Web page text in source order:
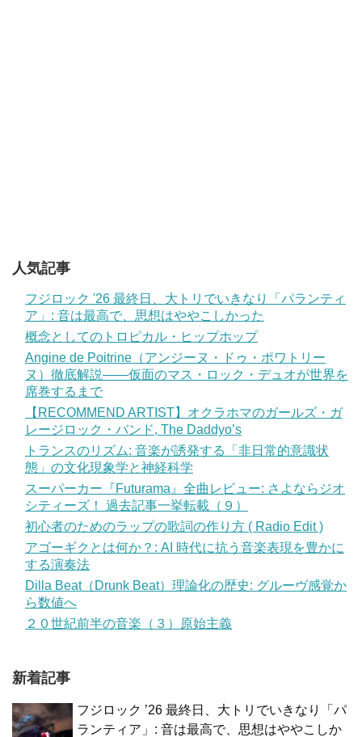
人気記事
フジロック '26 最終日、大トリでいきなり「パランティ
ア」: 音は最高で、思想はややこしかった
概念としてのトロピカル・ヒップホップ
Angine de Poitrine（アンジーヌ・ドゥ・ポワトリー
ヌ）徹底解説——仮面のマス・ロック・デュオが世界を
席巻するまで
【RECOMMEND ARTIST】オクラホマのガールズ・ガ
レージロック・バンド, The Daddyo’s
トランスのリズム: 音楽が誘発する「非日常的意識状
態」の文化現象学と神経科学
スーパーカー『Futurama』全曲レビュー: さよならジオ
シティーズ！ 過去記事一挙転載（９）
初心者のためのラップの歌詞の作り方 ( Radio Edit )
アゴーギクとは何か？: AI 時代に抗う音楽表現を豊かに
する演奏法
Dilla Beat（Drunk Beat）理論化の歴史: グルーヴ感覚か
ら数値へ
２０世紀前半の音楽（３）原始主義
新着記事
フジロック ’26 最終日、大トリでいきなり「パ
ランティア」: 音は最高で、思想はややこしか